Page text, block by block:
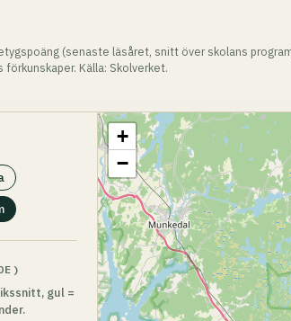
(senaste läsåret, snitt över skolans
förkunskaper. Källa: Skolverket.
gul =
+
−